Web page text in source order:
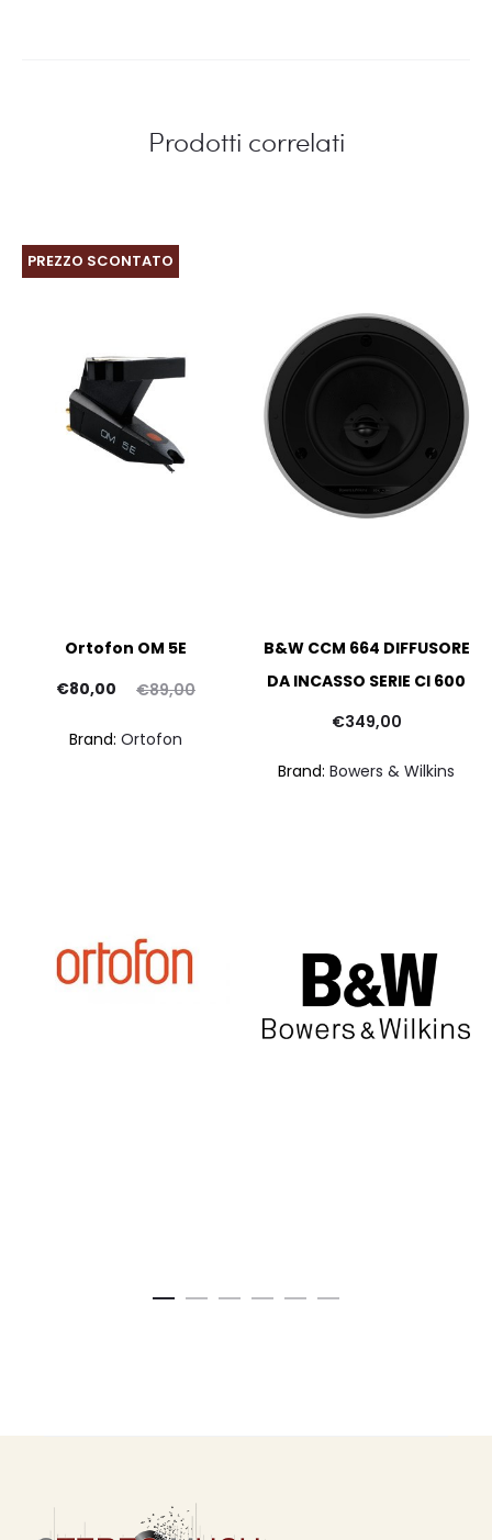
Prodotti correlati
PREZZO SCONTATO
Ortofon OM 5E
€89,00
Il
€80,00
Brand: Ortofon
B&W CCM 664 DIFFUSORE
DA INCASSO SERIE CI 600
€349,00
Brand: Bowers & Wilkins